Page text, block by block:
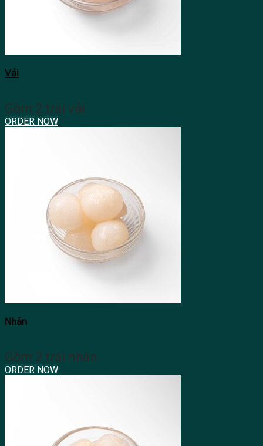
Vải
Gồm 2 trái vải
ORDER NOW
Nhãn
Gồm 2 trái nhãn
ORDER NOW